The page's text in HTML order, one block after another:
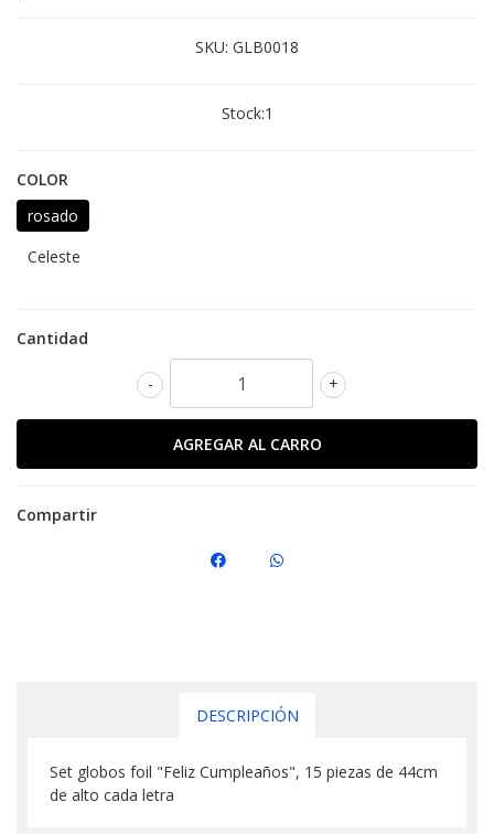
SKU: GLB0018
Stock:1
COLOR
rosado
Celeste
Cantidad
+
-
Compartir
DESCRIPCIÓN
Set globos foil "Feliz Cumpleaños", 15 piezas de 44cm
de alto cada letra